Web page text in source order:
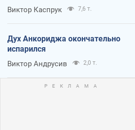
Виктор Каспрук 7,6 т.
Дух Анкориджа окончательно
испарился
Виктор Андрусив 2,0 т.